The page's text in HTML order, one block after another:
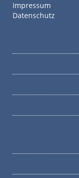
Impressum
Datenschutz